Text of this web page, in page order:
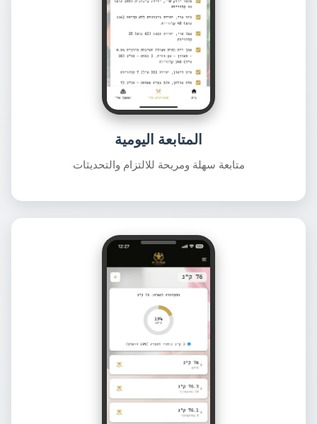
المتابعة اليومية
متابعة سهلة ومريحة للالتزام والتحديثات